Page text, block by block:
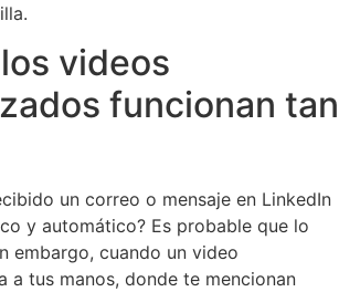
videos
funcionan tan
un correo o mensaje en LinkedIn
y automático? Es probable que lo
embargo, cuando un video
a tus manos, donde te mencionan